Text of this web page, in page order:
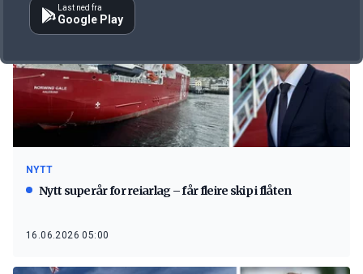
NYTT
Nytt superår for reiarlag – får fleire skip i flåten
16.06.2026 05:00
Last ned fra
Google Play